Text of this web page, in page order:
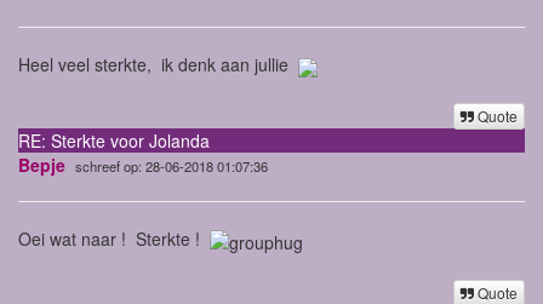
Heel veel sterkte, ik denk aan jullie
Quote
RE: Sterkte voor Jolanda
Bepje schreef op: 28-06-2018 01:07:36
Oei wat naar ! Sterkte !
Quote